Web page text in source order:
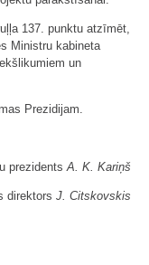
137. punktu atzīmēt,
Ministru kabineta
un
Prezidijam.
prezidentsA. K. Kariņš
direktors J. Citskovskis